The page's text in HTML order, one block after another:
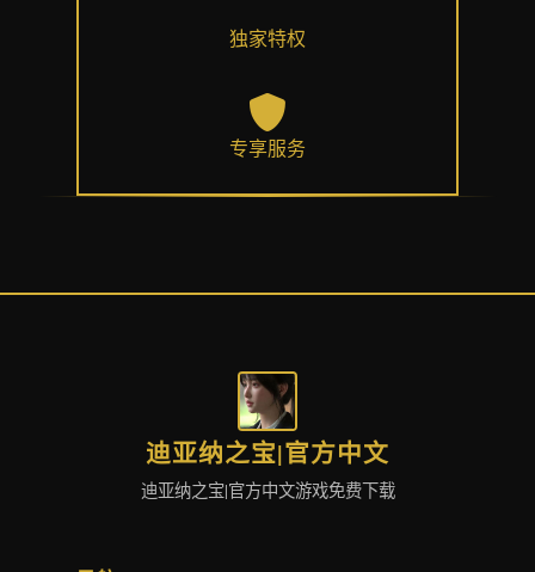
独家特权
专享服务
迪亚纳之宝|官方中文
迪亚纳之宝|官方中文游戏免费下载